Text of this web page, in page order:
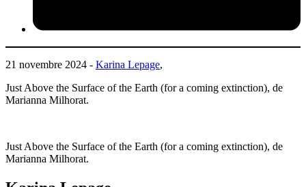
21 novembre 2024 - Karina Lepage,
Just Above the Surface of the Earth (for a coming extinction), de
Marianna Milhorat.
Just Above the Surface of the Earth (for a coming extinction), de
Marianna Milhorat.